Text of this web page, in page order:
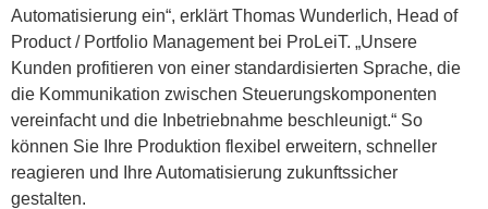
Automatisierung ein“, erklärt Thomas Wunderlich, Head of
Product / Portfolio Management bei ProLeiT. „Unsere
Kunden profitieren von einer standardisierten Sprache, die
die Kommunikation zwischen Steuerungskomponenten
vereinfacht und die Inbetriebnahme beschleunigt.“ So
können Sie Ihre Produktion flexibel erweitern, schneller
reagieren und Ihre Automatisierung zukunftssicher
gestalten.